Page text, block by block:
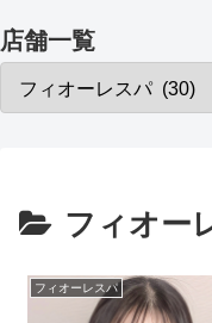
店舗一覧
フィオー
フィオーレスパ